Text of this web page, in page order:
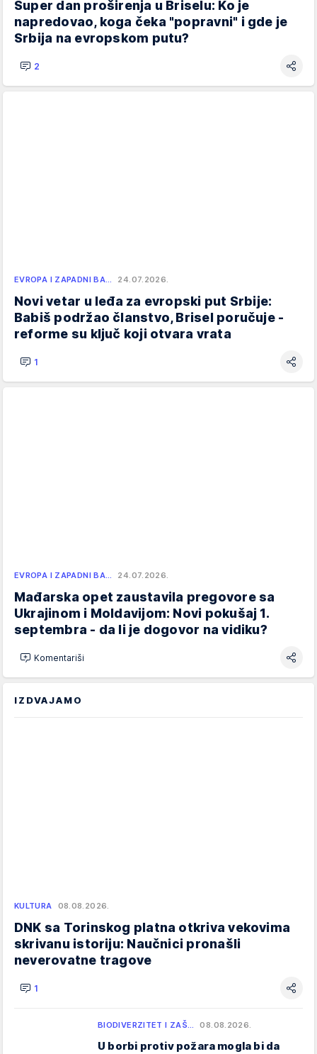
Super dan proširenja u Briselu: Ko je
napredovao, koga čeka "popravni" i gde je
Srbija na evropskom putu?
2
EVROPA I ZAPADNI BA… 24.07.2026.
Novi vetar u leđa za evropski put Srbije:
Babiš podržao članstvo, Brisel poručuje -
reforme su ključ koji otvara vrata
1
EVROPA I ZAPADNI BA… 24.07.2026.
Mađarska opet zaustavila pregovore sa
Ukrajinom i Moldavijom: Novi pokušaj 1.
septembra - da li je dogovor na vidiku?
Komentariši
IZDVAJAMO
KULTURA 08.08.2026.
DNK sa Torinskog platna otkriva vekovima
skrivanu istoriju: Naučnici pronašli
neverovatne tragove
1
BIODIVERZITET I ZAŠ… 08.08.2026.
U borbi protiv požara mogla bi da